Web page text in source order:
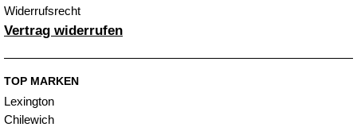
Widerrufsrecht
Vertrag widerrufen
TOP MARKEN
Lexington
Chilewich